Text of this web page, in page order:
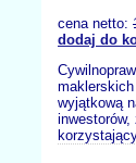
cena netto:
dodaj do
wyjątkową
inwestorów,